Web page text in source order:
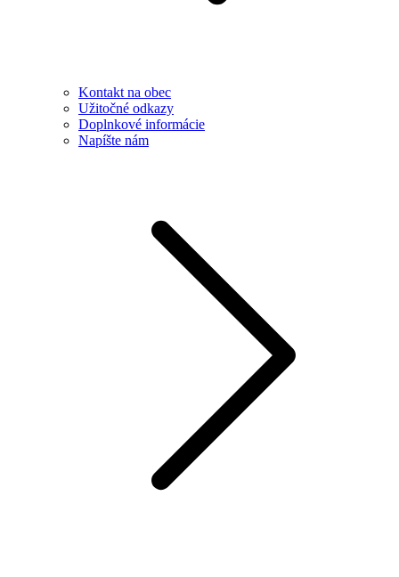
Kontakt na obec
Užitočné odkazy
Doplnkové informácie
Napíšte nám